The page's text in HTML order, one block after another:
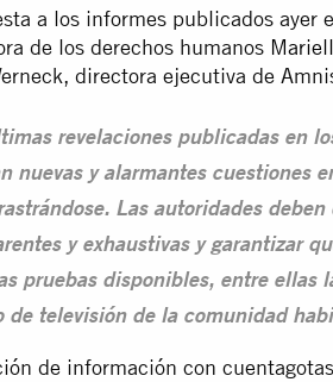
a los informes publicados
de los derechos humanos
directora ejecutiva de
revelaciones publicadas en
nuevas y alarmantes cuestiones
Las autoridades
y exhaustivas y garantizar
pruebas disponibles, entre ellas
de televisión de la comunidad
de información con